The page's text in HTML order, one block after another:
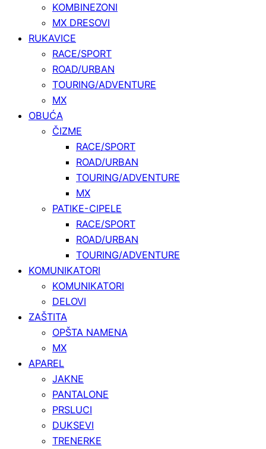
KOMBINEZONI
MX DRESOVI
RUKAVICE
RACE/SPORT
ROAD/URBAN
TOURING/ADVENTURE
MX
OBUĆA
ČIZME
RACE/SPORT
ROAD/URBAN
TOURING/ADVENTURE
MX
PATIKE-CIPELE
RACE/SPORT
ROAD/URBAN
TOURING/ADVENTURE
KOMUNIKATORI
KOMUNIKATORI
DELOVI
ZAŠTITA
OPŠTA NAMENA
MX
APAREL
JAKNE
PANTALONE
PRSLUCI
DUKSEVI
TRENERKE